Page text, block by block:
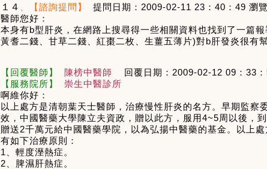
１４ 、【諮詢提問】 提問日期： 2009-02-11 23 ： 40 ： 49 瀏
醫師您好：
本身有b型肝炎 ， 在網路上搜尋得一些相關資料也找到了一篇報
黃耆二錢、甘草二錢、紅棗二枚、生薑五薄片)對b肝發炎很有
【回覆醫師】 陳榜中醫師 回覆日期： 2009-02-12 09 ： 33 ：
【服務院所】
崇生中醫診所
啊維你好：
以上處方是清朝葉天士醫師，治療慢性肝炎的名方。早期監
效，中國醫藥大學陳立夫資政，贈以此方，服用4~5周以後，
贈送2千萬元給中國醫藥學院，以為弘揚中醫藥的基金。以上
有如下治療原則：
1
、輕度溼熱症。
2 、脾濕肝熱症。